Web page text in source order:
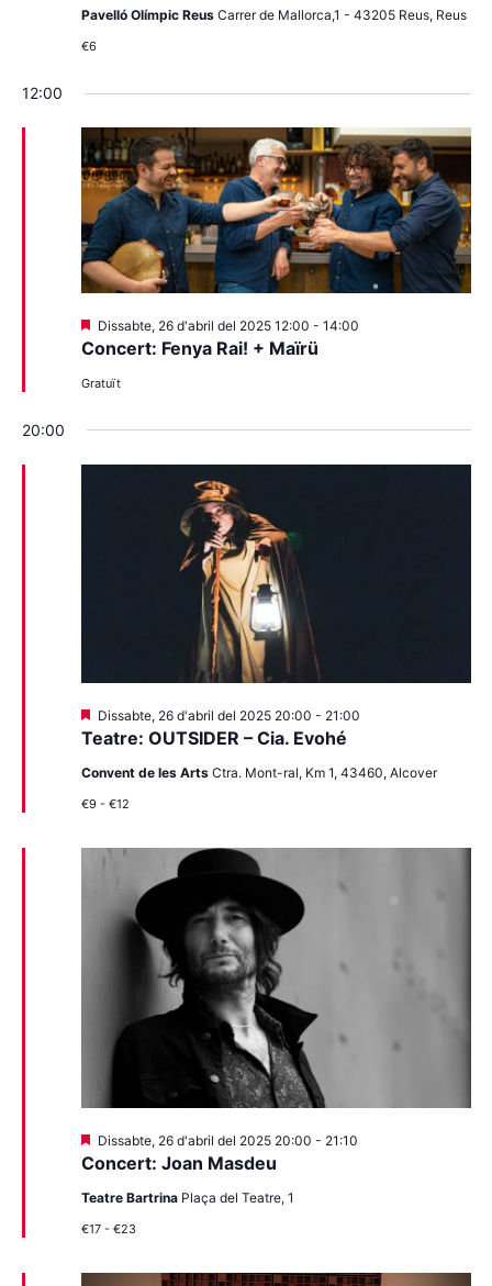
Pavelló Olímpic Reus Carrer de Mallorca,1 - 43205 Reus, Reus
€6
12:00
Concert: Fenya Rai! + Maïrü
Destacats
Dissabte, 26 d'abril del 2025 12:00 - 14:00
Gratuït
20:00
Teatre: OUTSIDER – Cia. Evohé
Destacats
Dissabte, 26 d'abril del 2025 20:00 - 21:00
Convent de les Arts Ctra. Mont-ral, Km 1, 43460, Alcover
€9 - €12
Concert: Joan Masdeu
Destacats
Dissabte, 26 d'abril del 2025 20:00 - 21:10
Teatre Bartrina Plaça del Teatre, 1
€17 - €23